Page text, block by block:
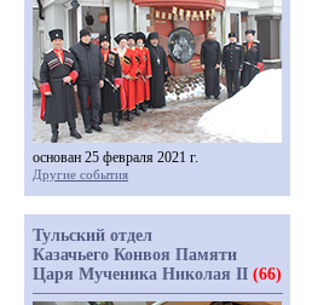
основан 25 февраля 2021 г.
Другие события
Тульский отдел
Казачьего Конвоя Памяти
Царя Мученика Николая II (66)